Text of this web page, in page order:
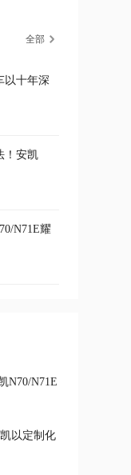
全部
以十年深
！安凯
N71E耀
N70/N71E
以定制化